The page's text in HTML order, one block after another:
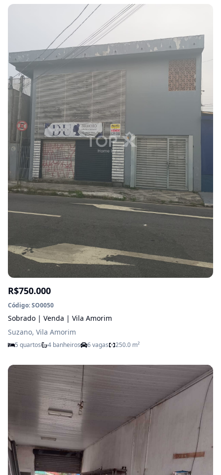
R$750.000
Código: SO0050
Sobrado | Venda | Vila Amorim
Suzano, Vila Amorim
5 quartos 4 banheiros 6 vagas 250.0 m²